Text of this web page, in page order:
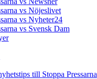
vs Nöjeslivet
vs Nyheter24
vs Svensk Dam
till Stoppa Pressarna